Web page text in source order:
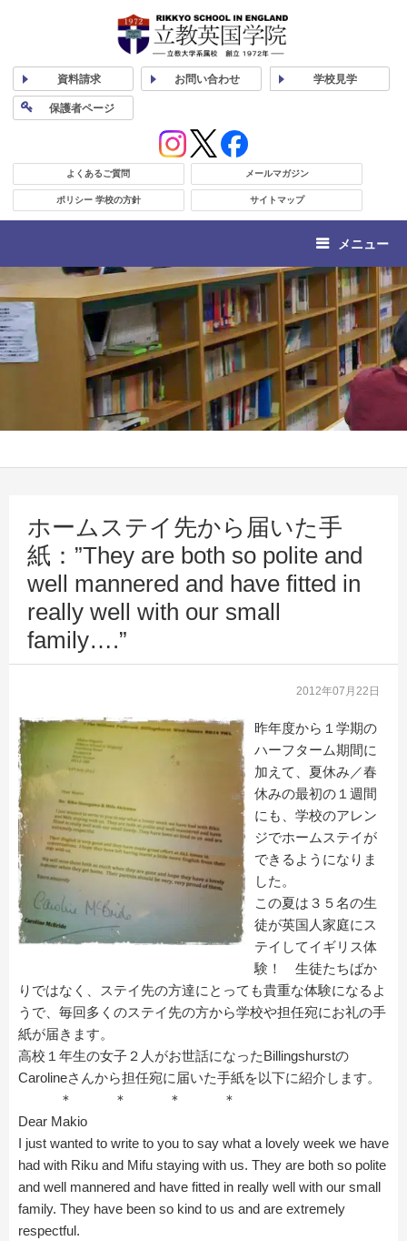
資料請求 お問い合わせ 学校見学
保護者ページ
よくあるご質問 メールマガジン
ポリシー 学校の方針 サイトマップ
メニュー
ホームステイ先から届いた手
紙：”They are both so polite and
well mannered and have fitted in
really well with our small
family….”
2012年07月22日
昨年度から１学期の
ハーフターム期間に
加えて、夏休み／春
休みの最初の１週間
にも、学校のアレン
ジでホームステイが
できるようになりま
した。
この夏は３５名の生
徒が英国人家庭にス
テイしてイギリス体
験！ 生徒たちばか
りではなく、ステイ先の方達にとっても貴重な体験になるよ
うで、毎回多くのステイ先の方から学校や担任宛にお礼の手
紙が届きます。
高校１年生の女子２人がお世話になったBillingshurstの
Carolineさんから担任宛に届いた手紙を以下に紹介します。
＊ ＊ ＊ ＊
Dear Makio
I just wanted to write to you to say what a lovely week we have
had with Riku and Mifu staying with us. They are both so polite
and well mannered and have fitted in really well with our small
family. They have been so kind to us and are extremely
respectful.